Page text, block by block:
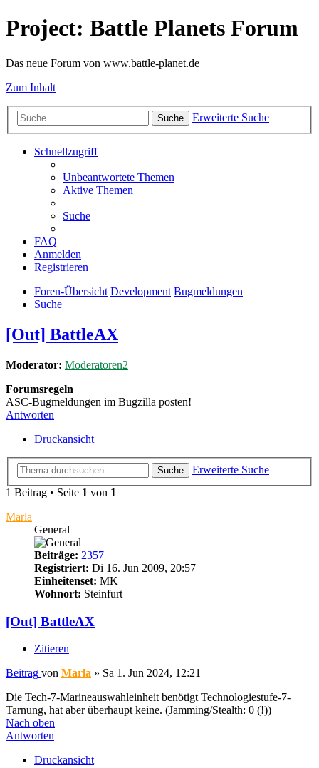
Project: Battle Planets Forum
Das neue Forum von www.battle-planet.de
Zum Inhalt
Suche Erweiterte Suche
Schnellzugriff
Unbeantwortete Themen
Aktive Themen
Suche
FAQ
Anmelden
Registrieren
Foren-Übersicht Development Bugmeldungen
Suche
[Out] BattleAX
Moderator: Moderatoren2
Forumsregeln
ASC-Bugmeldungen im Bugzilla posten!
Antworten
Druckansicht
Suche
Erweiterte Suche
1 Beitrag • Seite 1 von 1
Marla
General
Beiträge: 2357
Registriert: Di 16. Jun 2009, 20:57
Einheitenset: MK
Wohnort: Steinfurt
[Out] BattleAX
Zitieren
Beitrag von Marla » Sa 1. Jun 2024, 12:21
Die Tech-7-Marineauswahleinheit benötigt Technologiestufe-7-
Tarnung, hat aber überhaupt keine. (Jamming/Stealth: 0 (!))
Nach oben
Antworten
Druckansicht